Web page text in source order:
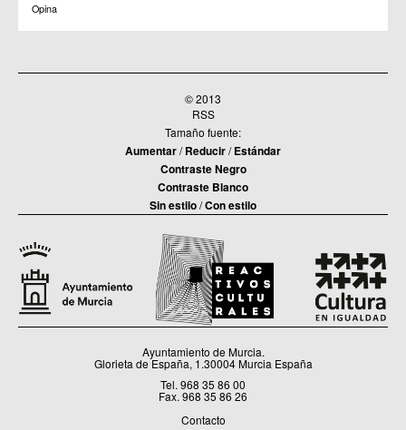
Opina
© 2013
RSS
Tamaño fuente:
Aumentar/Reducir/Estándar
Contraste Negro
Contraste Blanco
Sin estilo/Con estilo
Ayuntamiento de Murcia.
Glorieta de España, 1.30004 Murcia España
Tel. 968 35 86 00
Fax. 968 35 86 26
Contacto